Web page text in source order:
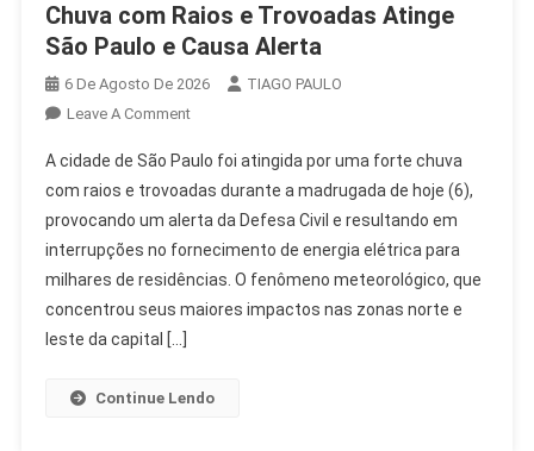
Chuva com Raios e Trovoadas Atinge
São Paulo e Causa Alerta
6 De Agosto De 2026
TIAGO PAULO
Leave A CommentOn
Com
Raios
E
Trovoadas
Atinge
São
A cidade de São Paulo foi atingida por uma forte chuva
com raios e trovoadas durante a madrugada de hoje (6),
provocando um alerta da Defesa Civil e resultando em
interrupções no fornecimento de energia elétrica para
milhares de residências. O fenômeno meteorológico, que
concentrou seus maiores impactos nas zonas norte e
leste da capital […]
Continue Lendo